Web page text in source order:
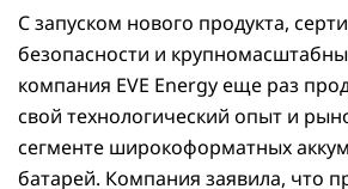
С запуском нового продукта,
безопасности и
компания EVE Energy еще раз
свой технологический опыт и
сегменте широкоформатных
батарей. Компания заявила, что